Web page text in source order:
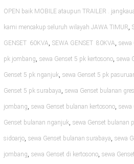
OPEN baik MOBILE ataupun TRAILER .
kami mencakup seluruh wilayah JAWA TIMUR,
GENSET 60KVA, SEWA GENSET 80KVA, sewa
pk jombang, sewa Genset 5 pk kertosono, sewa
Genset 5 pk nganjuk, sewa Genset 5 pk
Genset 5 pk surabaya, sewa Genset bulanan
jombang, sewa Genset bulanan kertosono, sewa
Genset bulanan nganjuk, sewa Genset bulanan
sidoarjo, sewa Genset bulanan surabaya, sewa
jombang, sewa Genset di kertosono, sewa